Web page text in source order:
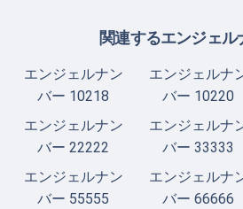
関連するエンジェル
エンジェルナン
バー 10218
エンジェルナ
バー 10220
エンジェルナン
バー 22222
エンジェルナ
バー 33333
エンジェルナン
バー 55555
エンジェルナ
バー 66666